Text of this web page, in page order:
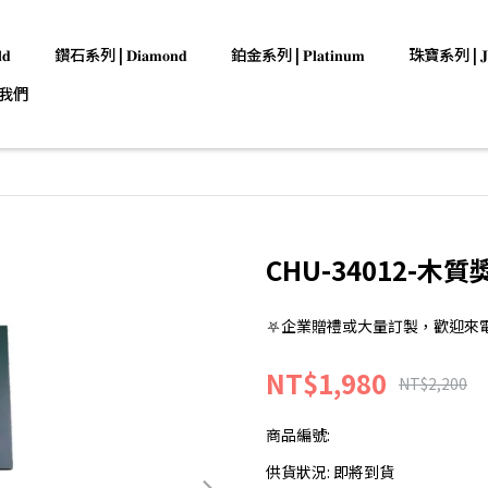
鑽石系列 | 𝐃𝐢𝐚𝐦𝐨𝐧𝐝 鉑金系列 | 𝐏𝐥𝐚𝐭𝐢𝐧𝐮𝐦
珠寶系列 |
們
CHU-34012-木質
⛧企業贈禮或大量訂製，歡迎來
NT$1,980 NT$2,200
商品編號:
供貨狀況: 即將到貨